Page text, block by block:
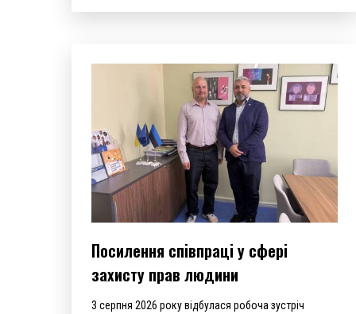
Посилення співпраці у сфері
захисту прав людини
3 серпня 2026 року відбулася робоча зустріч